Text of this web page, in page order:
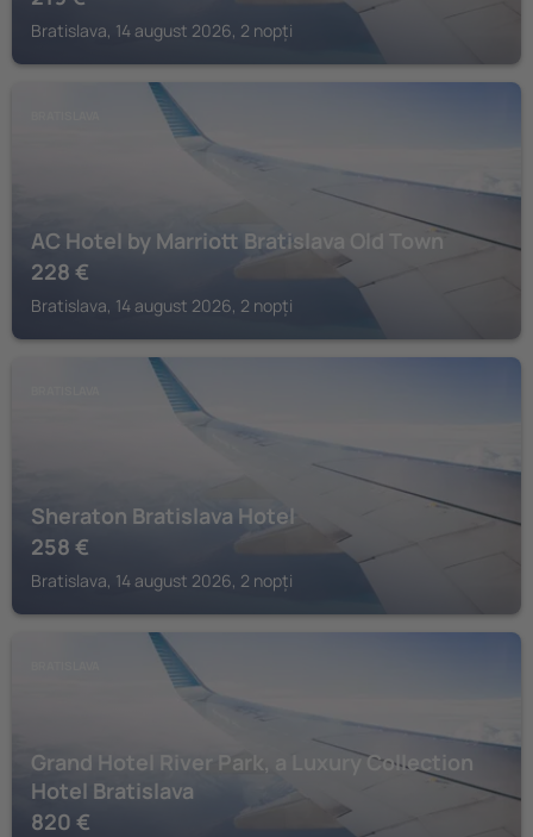
Bratislava, 14 august 2026, 2 nopți
AC Hotel by Marriott Bratislava Old Town
228 €
Bratislava, 14 august 2026, 2 nopți
Sheraton Bratislava Hotel
258 €
Bratislava, 14 august 2026, 2 nopți
Grand Hotel River Park, a Luxury Collection
Hotel Bratislava
820 €